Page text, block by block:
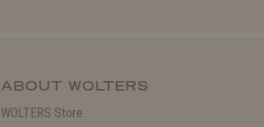
ABOUT WOLTERS
WOLTERS Store